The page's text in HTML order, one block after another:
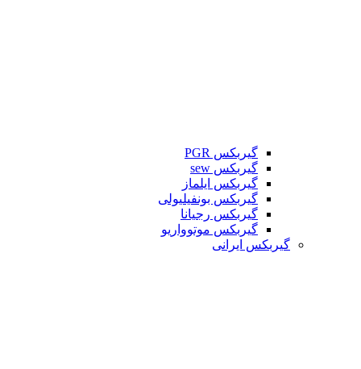
گیربکس PGR
گیربکس sew
گیربکس ایلماز
گیربکس بونفیلیولی
گیربکس رجیانا
گیربکس موتوواریو
گیربکس ایرانی